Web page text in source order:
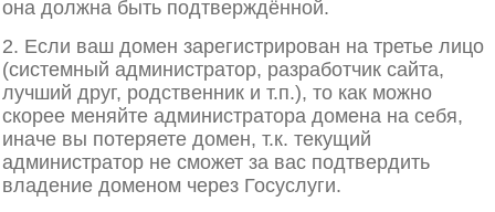
она должна быть подтверждённой.
2. Если ваш домен зарегистрирован на третье лицо
(системный администратор, разработчик сайта,
лучший друг, родственник и т.п.), то как можно
скорее меняйте администратора домена на себя,
иначе вы потеряете домен, т.к. текущий
администратор не сможет за вас подтвердить
владение доменом через Госуслуги.